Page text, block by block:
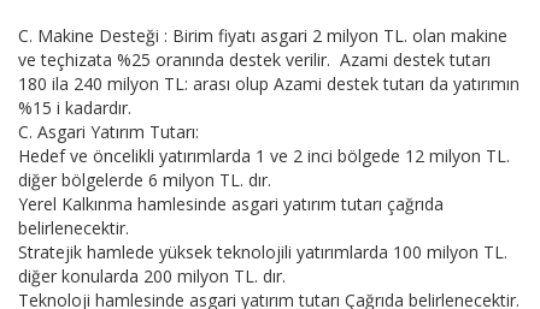
C. Makine Desteği : Birim fiyatı asgari 2 milyon TL. olan makine
ve teçhizata %25 oranında destek verilir. Azami destek tutarı
180 ila 240 milyon TL: arası olup Azami destek tutarı da yatırımın
%15 i kadardır.
C. Asgari Yatırım Tutarı:
Hedef ve öncelikli yatırımlarda 1 ve 2 inci bölgede 12 milyon TL.
diğer bölgelerde 6 milyon TL. dır.
Yerel Kalkınma hamlesinde asgari yatırım tutarı çağrıda
belirlenecektir.
Stratejik hamlede yüksek teknolojili yatırımlarda 100 milyon TL.
diğer konularda 200 milyon TL. dır.
Teknoloji hamlesinde asgari yatırım tutarı Çağrıda belirlenecektir.